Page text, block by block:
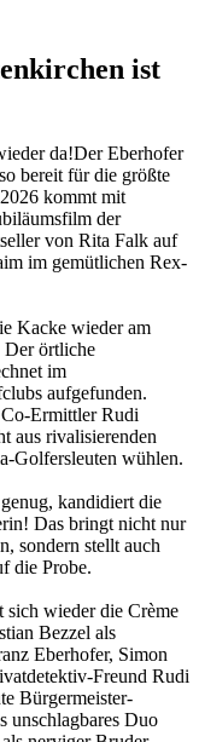
ist
Der Eberhofer
bereit für die größte
kommt mit
der
von Rita Falk auf
im gemütlichen Rex-
Kacke wieder am
Der örtliche
im
aufgefunden.
Ermittler Rudi
aus rivalisierenden
Golfersleuten wühlen.
kandidiert die
Das bringt nicht nur
sondern stellt auch
die Probe.
sich wieder die Crème
Bezzel als
Eberhofer, Simon
Freund Rudi
Bürgermeister-
unschlagbares Duo